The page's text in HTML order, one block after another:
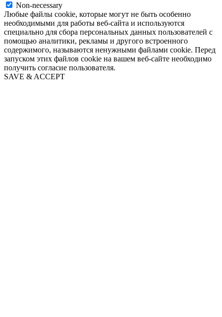
Non-necessary
Любые файлы cookie, которые могут не быть особенно
необходимыми для работы веб-сайта и используются
специально для сбора персональных данных пользователей с
помощью аналитики, рекламы и другого встроенного
содержимого, называются ненужными файлами cookie. Перед
запуском этих файлов cookie на вашем веб-сайте необходимо
получить согласие пользователя.
SAVE & ACCEPT